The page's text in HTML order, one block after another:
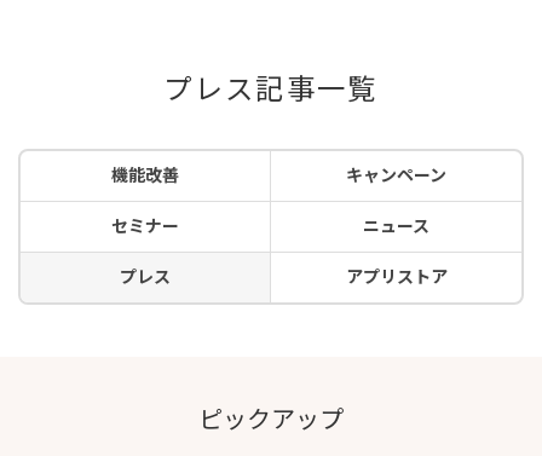
プレス記事一覧
機能改善 キャンペーン
セミナー ニュース
プレス アプリストア
ピックアップ